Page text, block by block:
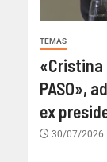
TEMAS
«Cristina
PASO»,
ex
30/07/2026